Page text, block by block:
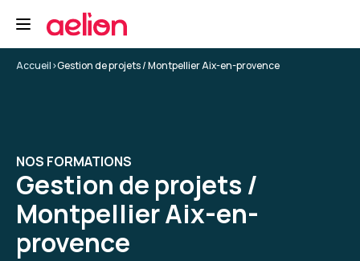
Accueil>Gestion de projets / Montpellier Aix-en-provence
NOS FORMATIONS
Gestion de projets /
Montpellier Aix-en-
provence
Nicolas H.
Excellente formation de deux jours, qui aborde
d'abord le projet, puis l'humain.
Formation : Conduire et gérer un projet - niveau 2
Baptiste M. Le 20/02/2026